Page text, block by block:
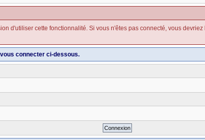
d'utiliser cette fonctionnalité. Si vous n'êtes pas connecté, vous
connecter ci-dessous.